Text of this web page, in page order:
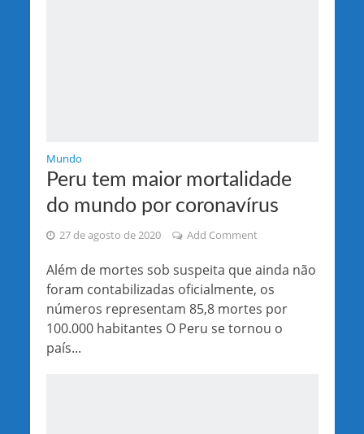
Mundo
Peru tem maior mortalidade
do mundo por coronavírus
27 de agosto de 2020 Add Comment
Além de mortes sob suspeita que ainda não
foram contabilizadas oficialmente, os
números representam 85,8 mortes por
100.000 habitantes O Peru se tornou o
país...